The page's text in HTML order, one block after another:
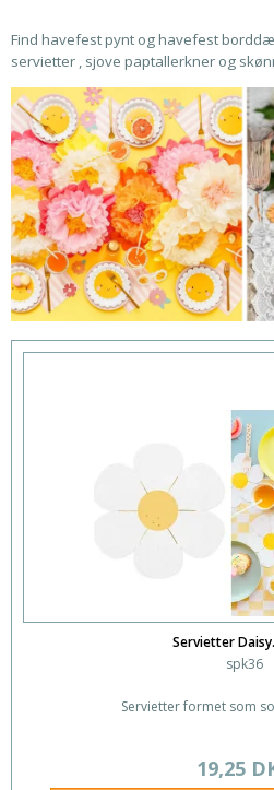
Find havefest pynt og havefest
servietter , sjove paptallerkner og
Servietter
spk36
Servietter formet som
19,25